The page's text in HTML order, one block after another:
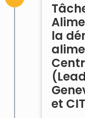
la
et